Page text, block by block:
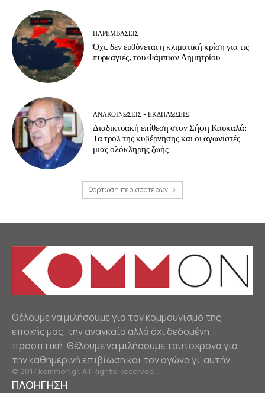
ΠΑΡΕΜΒΑΣΕΙΣ
Όχι, δεν ευθύνεται η κλιματική κρίση για τις
πυρκαγιές, του Φάμπιαν Δημητρίου
ΑΝΑΚΟΙΝΩΣΕΙΣ - ΕΚΔΗΛΩΣΕΙΣ
Διαδικτυακή επίθεση στον Σήφη Καυκαλά:
Τα τρολ της κυβέρνησης και οι αγωνιστές
μιας ολόκληρης ζωής
Φόρτωση περισσοτέρων
Θέλουμε να μιλήσουμε για τον κομμουνισμό της
εποχής μας, την αναγκαία αλλά όχι δεδομένη
προοπτική. Θέλουμε να μιλήσουμε ταυτόχρονα για
την καθημερινή επιβίωση και τον αγώνα γι’ αυτήν.
© 2017 kommon.gr. All Rights Reserved.
ΠΛΟΗΓΗΣΗ